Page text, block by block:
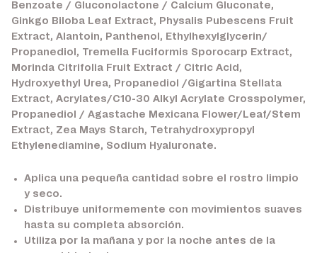
Benzoate / Gluconolactone / Calcium Gluconate,
Ginkgo Biloba Leaf Extract, Physalis Pubescens Fruit
Extract, Alantoin, Panthenol, Ethylhexylglycerin/
Propanediol, Tremella Fuciformis Sporocarp Extract,
Morinda Citrifolia Fruit Extract / Citric Acid,
Hydroxyethyl Urea, Propanediol /Gigartina Stellata
Extract, Acrylates/C10-30 Alkyl Acrylate Crosspolymer,
Propanediol / Agastache Mexicana Flower/Leaf/Stem
Extract, Zea Mays Starch, Tetrahydroxypropyl
Ethylenediamine, Sodium Hyaluronate.
Aplica una pequeña cantidad sobre el rostro limpio
y seco.
Distribuye uniformemente con movimientos suaves
hasta su completa absorción.
Utiliza por la mañana y por la noche antes de la